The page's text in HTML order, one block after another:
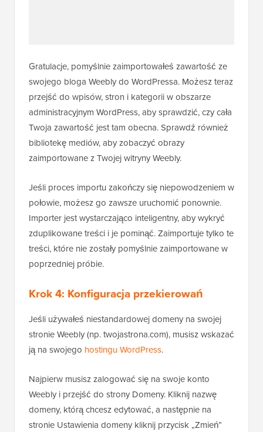
Gratulacje, pomyślnie zaimportowałeś zawartość ze
swojego bloga Weebly do WordPressa. Możesz teraz
przejść do wpisów, stron i kategorii w obszarze
administracyjnym WordPress, aby sprawdzić, czy cała
Twoja zawartość jest tam obecna. Sprawdź również
bibliotekę mediów, aby zobaczyć obrazy
zaimportowane z Twojej witryny Weebly.
Jeśli proces importu zakończy się niepowodzeniem w
połowie, możesz go zawsze uruchomić ponownie.
Importer jest wystarczająco inteligentny, aby wykryć
zduplikowane treści i je pominąć. Zaimportuje tylko te
treści, które nie zostały pomyślnie zaimportowane w
poprzedniej próbie.
Krok 4: Konfiguracja przekierowań
Jeśli używałeś niestandardowej domeny na swojej
stronie Weebly (np. twojastrona.com), musisz wskazać
ją na swojego hostingu WordPress.
Najpierw musisz zalogować się na swoje konto
Weebly i przejść do strony Domeny. Kliknij nazwę
domeny, którą chcesz edytować, a następnie na
stronie Ustawienia domeny kliknij przycisk „Zmień”